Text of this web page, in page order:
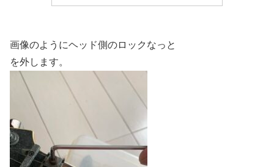
画像のようにヘッド側のロックなっと
を外します。